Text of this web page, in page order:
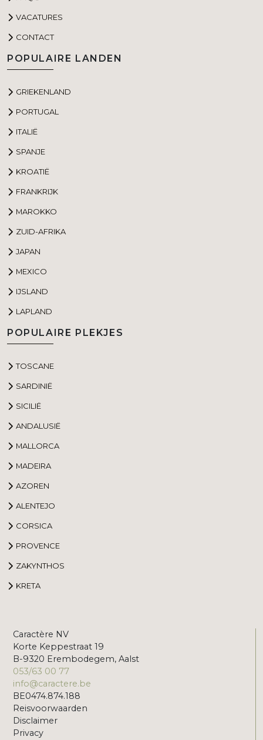
VACATURES
CONTACT
POPULAIRE LANDEN
GRIEKENLAND
PORTUGAL
ITALIË
SPANJE
KROATIË
FRANKRIJK
MAROKKO
ZUID-AFRIKA
JAPAN
MEXICO
IJSLAND
LAPLAND
POPULAIRE PLEKJES
TOSCANE
SARDINIË
SICILIË
ANDALUSIË
MALLORCA
MADEIRA
AZOREN
ALENTEJO
CORSICA
PROVENCE
ZAKYNTHOS
KRETA
Caractère NV
Korte Keppestraat 19
B-9320 Erembodegem, Aalst
053/63 00 77
info@caractere.be
BE0474.874.188
Reisvoorwaarden
Disclaimer
Privacy